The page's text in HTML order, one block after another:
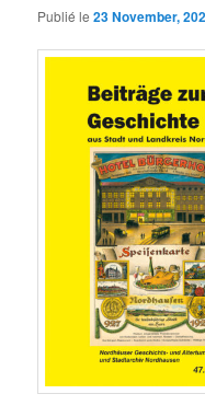
Publié le23 November,